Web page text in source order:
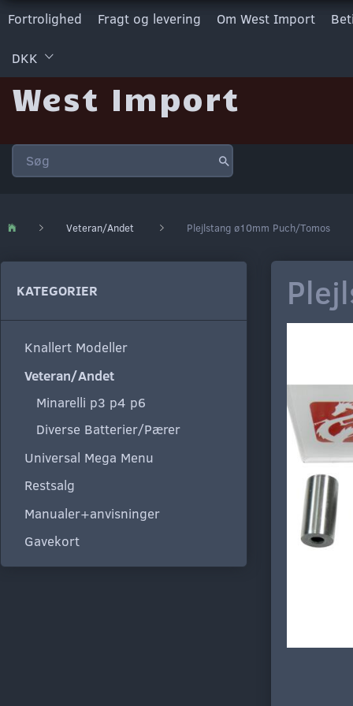
Fortrolighed Fragt og levering Om West Import
DKK
West Import
Veteran/Andet Plejlstang ø10mm Puch/Tomos
KATEGORIER
Knallert Modeller
Veteran/Andet
Minarelli p3 p4 p6
Diverse Batterier/Pærer
Universal Mega Menu
Restsalg
Manualer+anvisninger
Gavekort